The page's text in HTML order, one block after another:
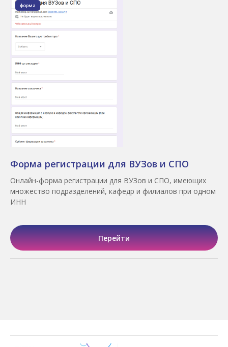
форма
Форма регистрации для ВУЗов и СПО
Онлайн-форма регистрации для ВУЗов и СПО, имеющих
множество подразделений, кафедр и филиалов при одном
ИНН
Перейти